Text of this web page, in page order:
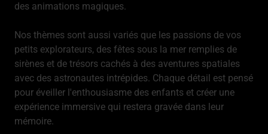
des animations magiques.
Nos thèmes sont aussi variés que les passions de vos
petits explorateurs, des fêtes sous la mer remplies de
sirènes et de trésors cachés à des aventures spatiales
avec des astronautes intrépides. Chaque détail est pensé
pour éveiller l'enthousiasme des enfants et créer une
expérience immersive qui restera gravée dans leur
mémoire.